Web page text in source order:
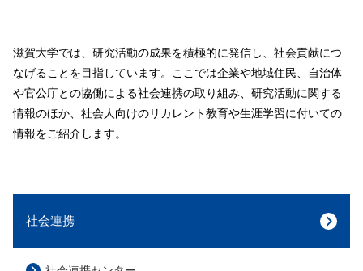
滋賀大学では、研究活動の成果を積極的に発信し、社会貢献につ
なげることを目指しています。ここでは企業や地域住民、自治体
や官公庁との協働による社会連携の取り組み、研究活動に関する
情報のほか、社会人向けのリカレント教育や生涯学習に付いての
情報をご紹介します。
社会連携